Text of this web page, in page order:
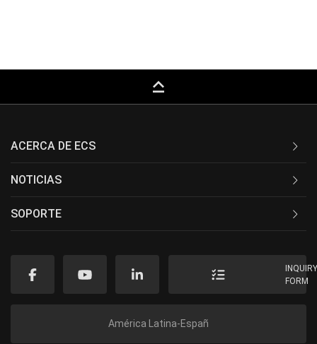
keyboard_capslock
ACERCA DE ECS
NOTICIAS
SOPORTE
FORM
América Latina-Españ